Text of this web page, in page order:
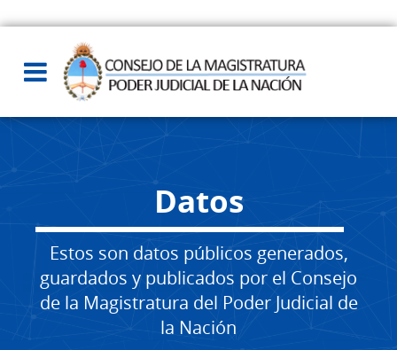
Datos
Estos son datos públicos generados,
guardados y publicados por el Consejo
de la Magistratura del Poder Judicial de
la Nación